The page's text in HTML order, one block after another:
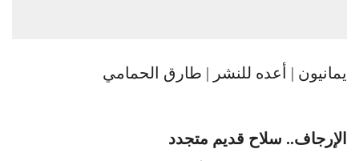
يمانيون | أعده للنشر | طارق الحمامي
الإرجاف.. سلاح قديم متجدد